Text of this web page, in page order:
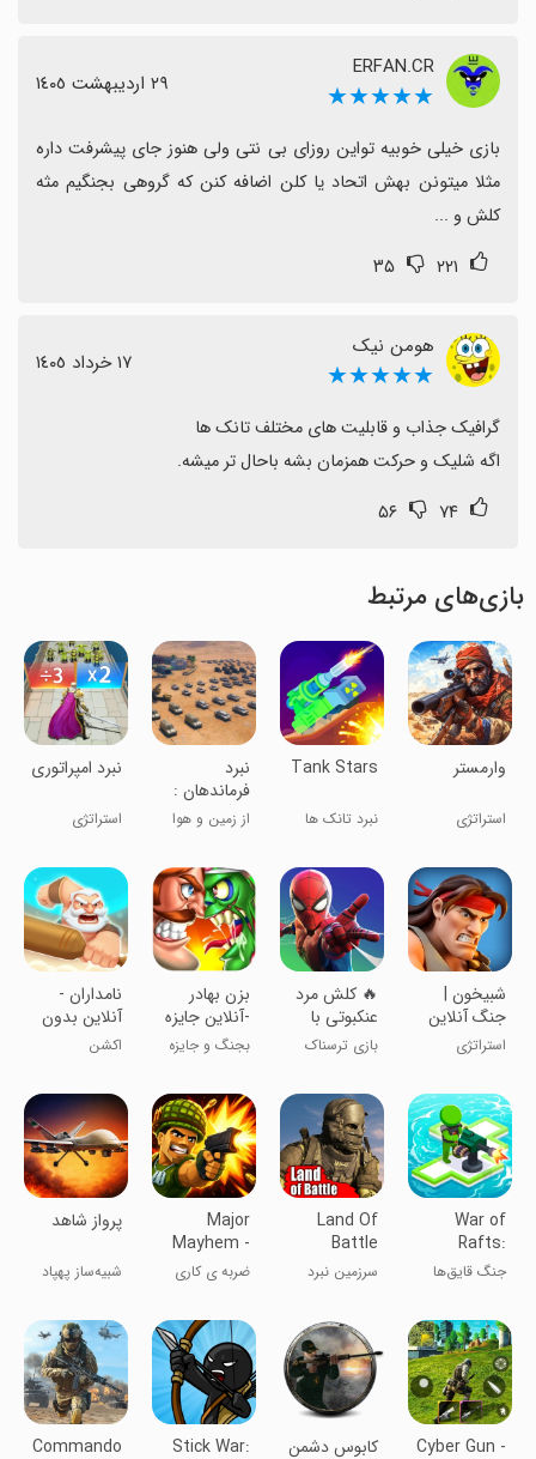
ERFAN.CR
★★★★★ ٢٩ اردیبهشت ١٤٠٥
کلش و ...
۲۲۱ ۳۵
هومن نیک
★★★★★ ١٧ خرداد ١٤٠٥
اگه شلیک و حرکت همزمان بشه باحال تر میشه.
۷۴ ۵۶
بازی‌های مرتبط
‏‏‏‏‏‏‏وارمستر
استراتژی
Tank Stars
نبرد تانک ها
‏‏‏نبرد
فرماندهان :
جنگ اتحاد ها
از زمین و هوا
‏‏‏‏‏‏‏‏‏نبرد امپراتوری
استراتژی
‏‏شبیخون |
جنگ آنلاین
استراتژی
‏‏‏‏‏‏‏‏‏‏‏‏‏‏‏🔥 کلش مرد
عنکبوتی با
زامبی ها
بازی ترسناک
‏‏‏‏‏‏‏‏‏بزن بهادر
-آنلاین جایزه
ای
بجنگ و جایزه
‏‏‏نامداران -
آنلاین بدون
قطعی!!
اکشن
War of
Rafts:
Crazy Sea
Battle
جنگ قایق‌ها
Land Of
Battle
سرزمین نبرد
Major
Mayhem -
Go
Commando
ضربه ی کاری
‏‏‏‏پرواز شاهد
شبیه‌ساز پهپاد
Cyber Gun -
کابوس دشمن
Stick War:
Commando